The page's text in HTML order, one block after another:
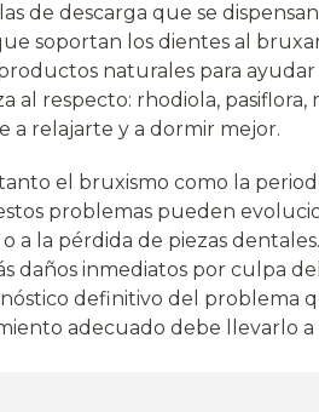
de descarga que se
soportan los dientes al
naturales para
al respecto: rhodiola, pasiflora,
a relajarte y a dormir mejor.
el bruxismo como la
problemas pueden
a la pérdida de piezas
daños inmediatos por culpa
definitivo del problema
adecuado debe llevarlo a